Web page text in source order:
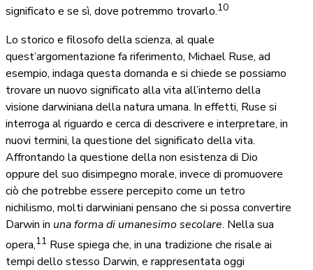
significato e se sì, dove potremmo trovarlo.10
Lo storico e filosofo della scienza, al quale
quest’argomentazione fa riferimento, Michael Ruse, ad
esempio, indaga questa domanda e si chiede se possiamo
trovare un nuovo significato alla vita all’interno della
visione darwiniana della natura umana. In effetti, Ruse si
interroga al riguardo e cerca di descrivere e interpretare, in
nuovi termini, la questione del significato della vita.
Affrontando la questione della non esistenza di Dio
oppure del suo disimpegno morale, invece di promuovere
ciò che potrebbe essere percepito come un tetro
nichilismo, molti darwiniani pensano che si possa convertire
Darwin in una forma di umanesimo secolare. Nella sua
opera,11 Ruse spiega che, in una tradizione che risale ai
tempi dello stesso Darwin, e rappresentata oggi